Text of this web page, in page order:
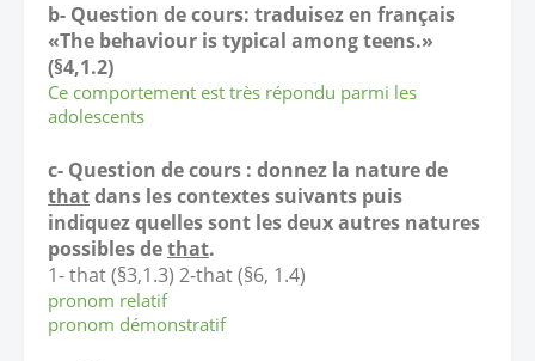
b- Question de cours: traduisez en français
«The behaviour is typical among teens.»
(§4,1.2)
Ce comportement est très répondu parmi les
adolescents
c- Question de cours : donnez la nature de
thatdans les contextes suivants puis
indiquez quelles sont les deux autres natures
possibles dethat.
1- that (§3,1.3) 2-that (§6, 1.4)
pronom relatif
pronom démonstratif